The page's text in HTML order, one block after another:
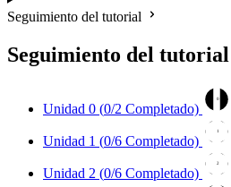
Seguimiento del tutorial
Seguimiento del tutorial
Unidad 0 (0/2 Completado)
0
Unidad 1 (0/6 Completado)
1
Unidad 2 (0/6 Completado)
2